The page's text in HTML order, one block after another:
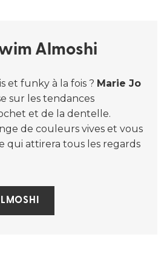
Almoshi
et funky à la fois ? Marie Jo
sur les tendances
et de la dentelle.
de couleurs vives et vous
qui attirera tous les regards